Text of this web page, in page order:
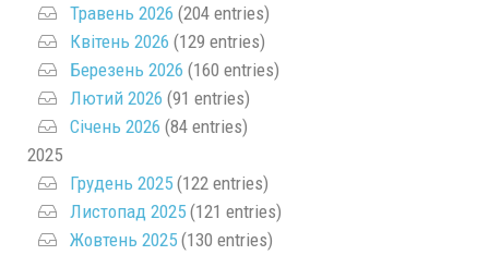
Травень 2026 (204 entries)
Квітень 2026 (129 entries)
Березень 2026 (160 entries)
Лютий 2026 (91 entries)
Січень 2026 (84 entries)
2025
Грудень 2025 (122 entries)
Листопад 2025 (121 entries)
Жовтень 2025 (130 entries)